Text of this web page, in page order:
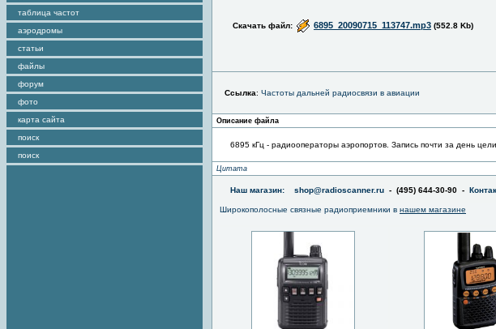
таблица частот
аэродромы
статьи
файлы
форум
фото
карта сайта
поиск
поиск
Скачать файл: 6895_20090715_113747.mp3 (552.8 Kb)
Ссылка: Частоты дальней радиосвязи в авиации
Описание файла
6895 кГц - радиооператоры аэропортов. Запись почти за день
Цитата
Наш магазин: shop@radioscanner.ru - (495) 644-30-90 -
Широкополосные связные радиоприемники в нашем магазине